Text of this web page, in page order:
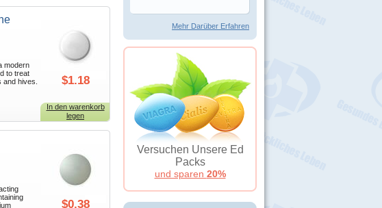
modern
to treat
hives.
$1.18
In den warenkorb
legen
$0.38
Mehr Darüber Erfahren
Versuchen Unsere Ed
Packs
und sparen 20%